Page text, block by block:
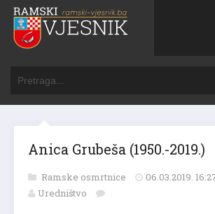
Anica Grubeša (1950.-2019.)
Ramske osmrtnice
06.03.2019.
Uredništvo